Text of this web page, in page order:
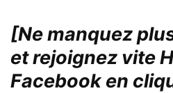
[Ne manquez
et rejoignez vite
Facebook en